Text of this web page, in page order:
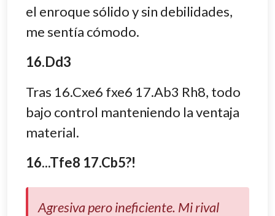
el enroque sólido y sin debilidades,
me sentía cómodo.
16.Dd3
Tras 16.Cxe6 fxe6 17.Ab3 Rh8, todo
bajo control manteniendo la ventaja
material.
16...Tfe8 17.Cb5?!
Agresiva pero ineficiente. Mi rival